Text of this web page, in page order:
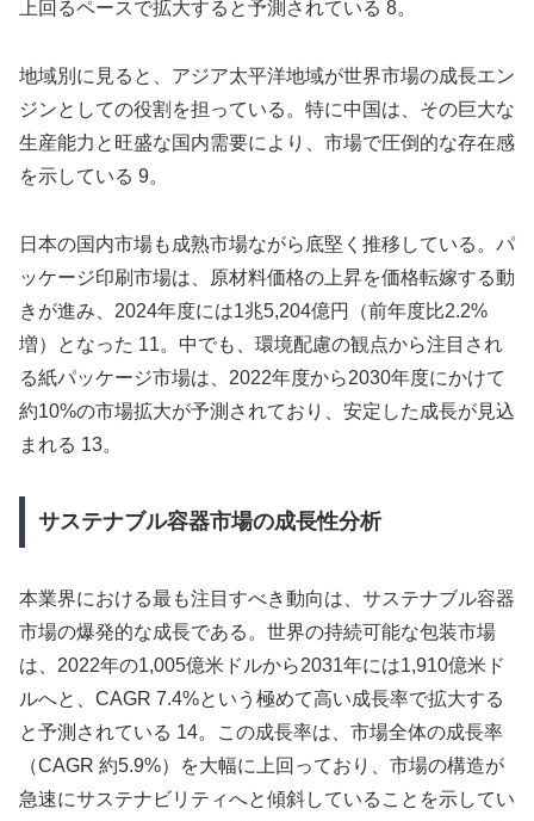
上回るペースで拡大すると予測されている 8。
地域別に見ると、アジア太平洋地域が世界市場の成長エン
ジンとしての役割を担っている。特に中国は、その巨大な
生産能力と旺盛な国内需要により、市場で圧倒的な存在感
を示している 9。
日本の国内市場も成熟市場ながら底堅く推移している。パ
ッケージ印刷市場は、原材料価格の上昇を価格転嫁する動
きが進み、2024年度には1兆5,204億円（前年度比2.2%
増）となった 11。中でも、環境配慮の観点から注目され
る紙パッケージ市場は、2022年度から2030年度にかけて
約10%の市場拡大が予測されており、安定した成長が見込
まれる 13。
サステナブル容器市場の成長性分析
本業界における最も注目すべき動向は、サステナブル容器
市場の爆発的な成長である。世界の持続可能な包装市場
は、2022年の1,005億米ドルから2031年には1,910億米ド
ルへと、CAGR 7.4%という極めて高い成長率で拡大する
と予測されている 14。この成長率は、市場全体の成長率
（CAGR 約5.9%）を大幅に上回っており、市場の構造が
急速にサステナビリティへと傾斜していることを示してい